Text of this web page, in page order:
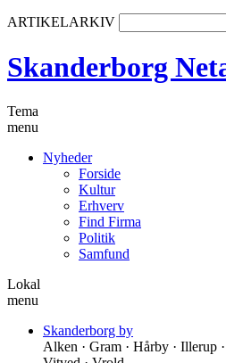
ARTIKELARKIV
Skanderborg
Tema
menu
Nyheder
Forside
Kultur
Erhverv
Find Firma
Politik
Samfund
Lokal
menu
Skanderborg by
Alken · Gram · Hårby · Illerup